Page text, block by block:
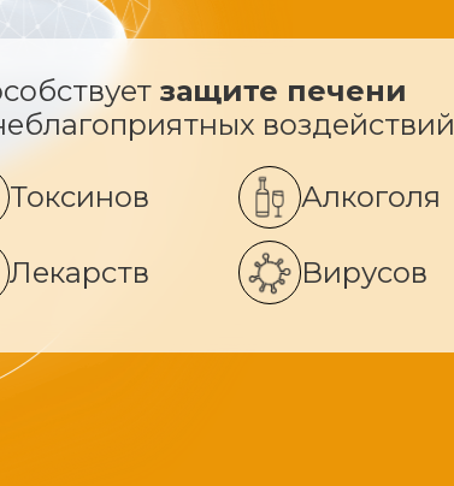
защите печени
воздействий
Токсинов Алкоголя
Лекарств Вирусов